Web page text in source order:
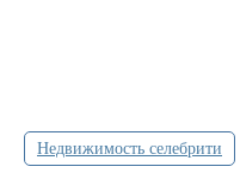
Недвижимость селебрити